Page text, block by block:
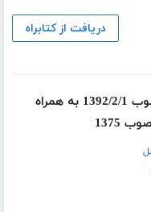
دریافت از کتابراه
دانلود کتاب قانون مجازات اسلامی: مصوب 1392/2/1 به همراه
1375